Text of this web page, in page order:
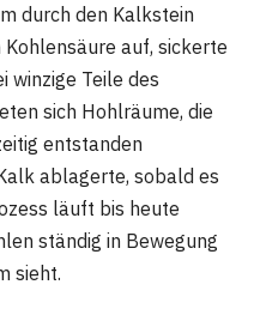
durch den Kalkstein
auf, sickerte
winzige Teile des
sich Hohlräume, die
entstanden
ablagerte, sobald es
läuft bis heute
ständig in Bewegung
sieht.